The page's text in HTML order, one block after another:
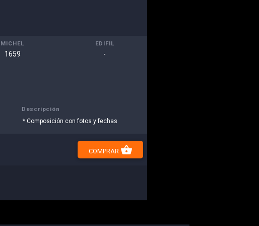
MICHEL
1659
EDIFIL
-
Descripción
* Composición con fotos y fechas
COMPRAR shopping_basket